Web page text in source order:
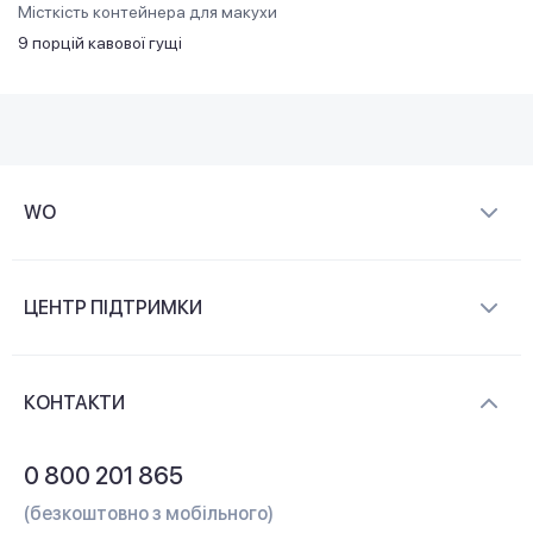
Місткість контейнера для макухи
9 порцій кавової гущі
WO
Контакти
ЦЕНТР ПІДТРИМКИ
КОНТАКТИ
0 800 201 865
(безкоштовно з мобільного)